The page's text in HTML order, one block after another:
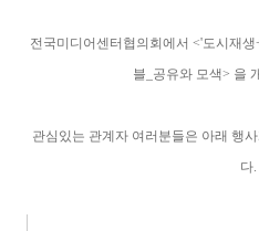
전국미디어센터협의회에서 <'도시재생
블_공유와 모색> 을
관심있는 관계자 여러분들은 아래 행
다.